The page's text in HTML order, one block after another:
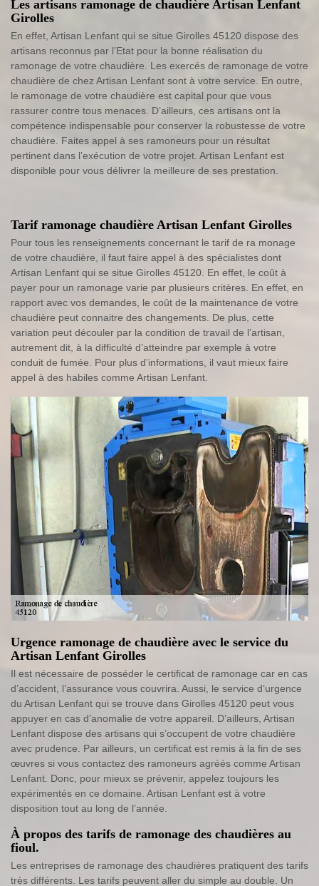
Les artisans ramonage de chaudière Artisan Lenfant
Girolles
En effet, Artisan Lenfant qui se situe Girolles 45120 dispose des
artisans reconnus par l’Etat pour la bonne réalisation du
ramonage de votre chaudière. Les exercés de ramonage de votre
chaudière de chez Artisan Lenfant sont à votre service. En outre,
le ramonage de votre chaudière est capital pour que vous
rassurer contre tous menaces. D’ailleurs, ces artisans ont la
compétence indispensable pour conserver la robustesse de votre
chaudière. Faites appel à ses ramoneurs pour un résultat
pertinent dans l’exécution de votre projet. Artisan Lenfant est
disponible pour vous délivrer la meilleure de ses prestation.
Tarif ramonage chaudière Artisan Lenfant Girolles
Pour tous les renseignements concernant le tarif de ra monage
de votre chaudière, il faut faire appel à des spécialistes dont
Artisan Lenfant qui se situe Girolles 45120. En effet, le coût à
payer pour un ramonage varie par plusieurs critères. En effet, en
rapport avec vos demandes, le coût de la maintenance de votre
chaudière peut connaitre des changements. De plus, cette
variation peut découler par la condition de travail de l’artisan,
autrement dit, à la difficulté d’atteindre par exemple à votre
conduit de fumée. Pour plus d’informations, il vaut mieux faire
appel à des habiles comme Artisan Lenfant.
Urgence ramonage de chaudière avec le service du
Artisan Lenfant Girolles
Il est nécessaire de posséder le certificat de ramonage car en cas
d’accident, l’assurance vous couvrira. Aussi, le service d’urgence
du Artisan Lenfant qui se trouve dans Girolles 45120 peut vous
appuyer en cas d’anomalie de votre appareil. D’ailleurs, Artisan
Lenfant dispose des artisans qui s’occupent de votre chaudière
avec prudence. Par ailleurs, un certificat est remis à la fin de ses
œuvres si vous contactez des ramoneurs agréés comme Artisan
Lenfant. Donc, pour mieux se prévenir, appelez toujours les
expérimentés en ce domaine. Artisan Lenfant est à votre
disposition tout au long de l’année.
À propos des tarifs de ramonage des chaudières au
fioul.
Les entreprises de ramonage des chaudières pratiquent des tarifs
très différents. Les tarifs peuvent aller du simple au double. Un